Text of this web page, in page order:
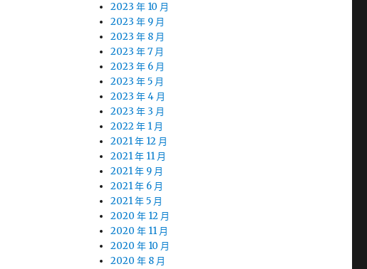
2023 年 10 月
2023 年 9 月
2023 年 8 月
2023 年 7 月
2023 年 6 月
2023 年 5 月
2023 年 4 月
2023 年 3 月
2022 年 1 月
2021 年 12 月
2021 年 11 月
2021 年 9 月
2021 年 6 月
2021 年 5 月
2020 年 12 月
2020 年 11 月
2020 年 10 月
2020 年 8 月